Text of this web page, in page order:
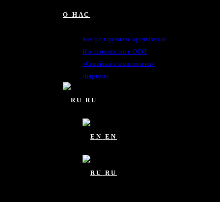
О НАС
Контролирующие организации
Наставничество в ООО
«Семейная стоматология»
Лицензии
RU
EN
RU